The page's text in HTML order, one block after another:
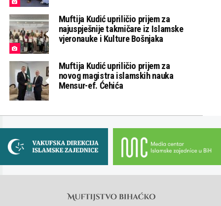
Muftija Kudić upriličio prijem za
najuspješnije takmičare iz Islamske
vjeronauke i Kulture Bošnjaka
Muftija Kudić upriličio prijem za
novog magistra islamskih nauka
Mensur-ef. Ćehića